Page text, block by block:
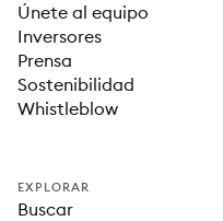
Únete al equipo
Inversores
Prensa
Sostenibilidad
Whistleblow
EXPLORAR
Buscar